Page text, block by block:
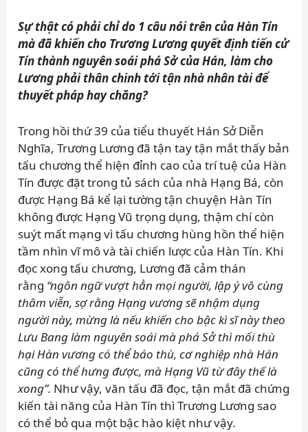
Sự thật có phải chỉ do 1 câu nói trên của Hàn Tín
mà đã khiến cho Trương Lương quyết định tiến cử
Tín thành nguyên soái phá Sở của Hán, làm cho
Lương phải thân chinh tới tận nhà nhân tài để
thuyết pháp hay chăng?
Trong hồi thứ 39 của tiểu thuyết Hán Sở Diễn
Nghĩa, Trương Lương đã tận tay tận mắt thấy bản
tấu chương thể hiện đỉnh cao của trí tuệ của Hàn
Tín được đặt trong tủ sách của nhà Hạng Bá, còn
được Hạng Bá kể lại tường tận chuyện Hàn Tín
không được Hạng Vũ trọng dụng, thậm chí còn
suýt mất mạng vì tấu chương hùng hồn thể hiện
tầm nhìn vĩ mô và tài chiến lược của Hàn Tín. Khi
đọc xong tấu chương, Lương đã cảm thán
rằng “ngôn ngữ vượt hẳn mọi người, lập ý vô cùng
thâm viễn, sợ rằng Hạng vương sẽ nhậm dụng
người này, mừng là nếu khiến cho bậc kì sĩ này theo
Lưu Bang làm nguyên soái mà phá Sở thì mối thù
hại Hàn vương có thể báo thù, cơ nghiệp nhà Hán
cũng có thể hưng được, mà Hạng Vũ từ đây thế là
xong”. Như vậy, văn tấu đã đọc, tận mắt đã chứng
kiến tài năng của Hàn Tín thì Trương Lương sao
có thể bỏ qua một bậc hào kiệt như vậy.